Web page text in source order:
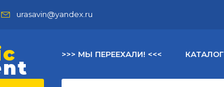
urasavin@yandex.ru
>>> МЫ ПЕРЕЕХАЛИ! <<< КАТАЛОГ